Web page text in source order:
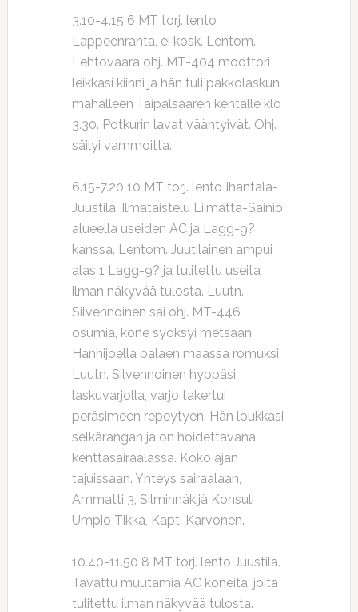
3.10-4.15 6 MT torj. lento
Lappeenranta, ei kosk. Lentom.
Lehtovaara ohj. MT-404 moottori
leikkasi kiinni ja hän tuli pakkolaskun
mahalleen Taipalsaaren kentälle klo
3.30. Potkurin lavat vääntyivät. Ohj.
säilyi vammoitta.
6.15-7.20 10 MT torj. lento Ihantala-
Juustila. Ilmataistelu Liimatta-Säiniö
alueella useiden AC ja Lagg-9?
kanssa. Lentom. Juutilainen ampui
alas 1 Lagg-9? ja tulitettu useita
ilman näkyvää tulosta. Luutn.
Silvennoinen sai ohj. MT-446
osumia, kone syöksyi metsään
Hanhijoella palaen maassa romuksi.
Luutn. Silvennoinen hyppäsi
laskuvarjolla, varjo takertui
peräsimeen repeytyen. Hän loukkasi
selkärangan ja on hoidettavana
kenttäsairaalassa. Koko ajan
tajuissaan. Yhteys sairaalaan,
Ammatti 3, Silminnäkijä Konsuli
Umpio Tikka, Kapt. Karvonen.
10.40-11.50 8 MT torj. lento Juustila.
Tavattu muutamia AC koneita, joita
tulitettu ilman näkyvää tulosta.